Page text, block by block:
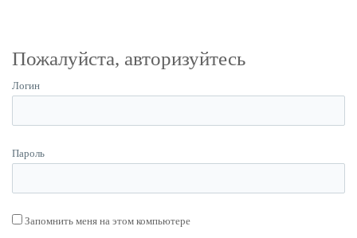
Пожалуйста, авторизуйтесь
Логин
Пароль
Запомнить меня на этом компьютере